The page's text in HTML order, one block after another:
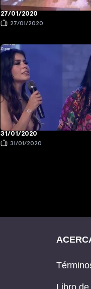
27/01/2020
27/01/2020
31/01/2020
31/01/2020